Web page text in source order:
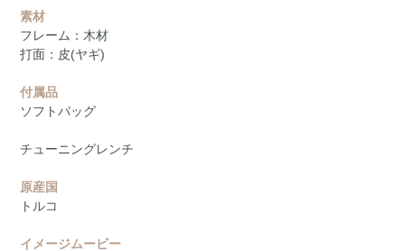
素材
フレーム：木材
打面：皮(ヤギ)
付属品
ソフトバッグ
チューニングレンチ
原産国
トルコ
イメージムービー